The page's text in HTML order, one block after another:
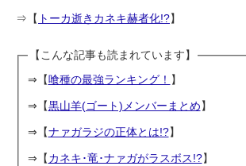
⇒【 トーカ逝きカネキ赫者化!?】
【こんな記事も読まれています】
⇒【喰種の最強ランキング！ 】
⇒【黒山羊(ゴート)メンバーまとめ】
⇒【ナァガラジの正体とは!?】
⇒【カネキ･竜･ナァガがラスボス!?】